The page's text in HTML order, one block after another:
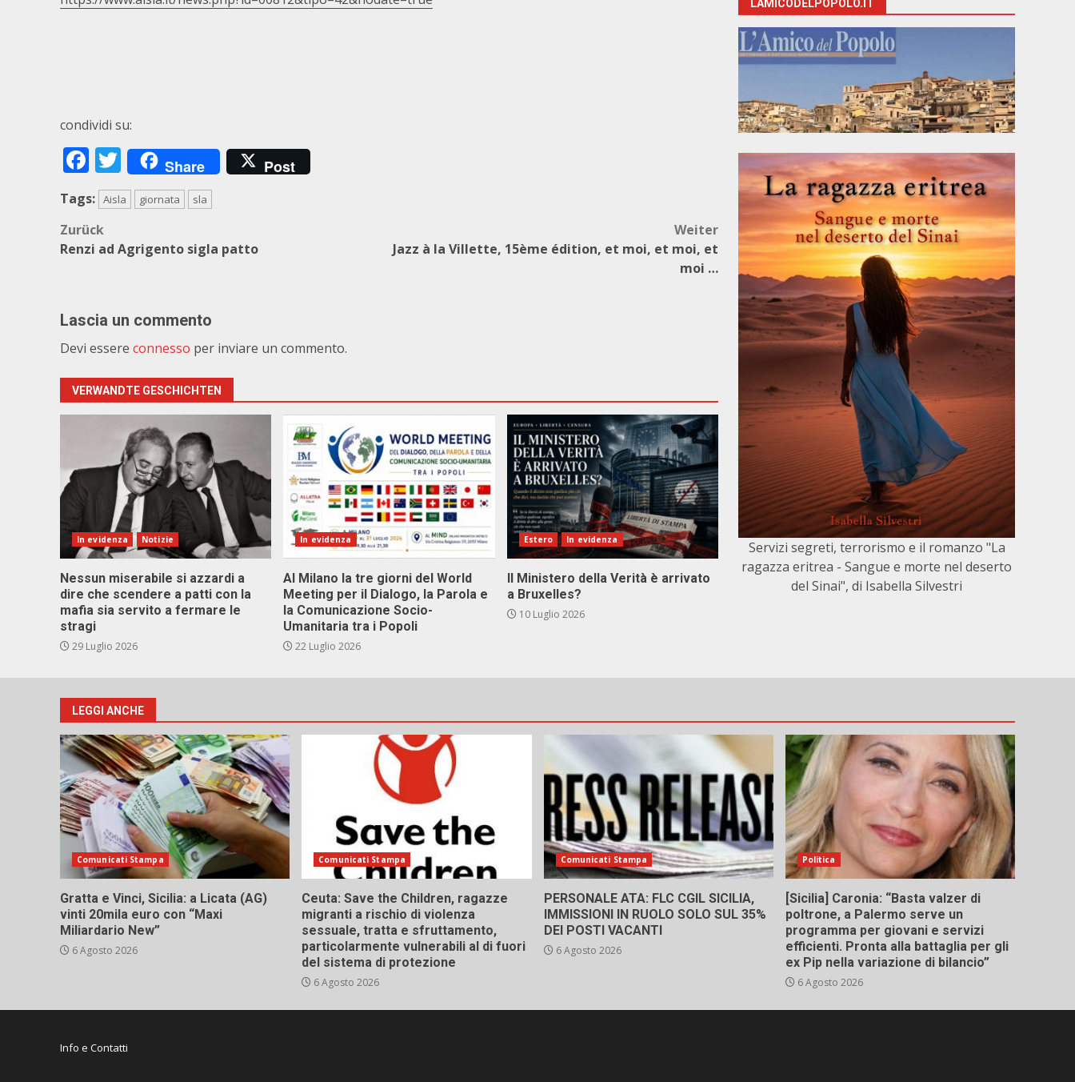
condividi su:
Facebook
Twitter
Share Post
Tags: Aisla giornata sla
Beitragsnavigation
Zurück
Renzi ad Agrigento sigla patto
Weiter
Jazz à la Villette, 15ème édition, et moi, et moi, et
moi …
Lascia un commento
Devi essere connesso per inviare un commento.
VERWANDTE GESCHICHTEN
In evidenza Notizie
Nessun miserabile si azzardi a
dire che scendere a patti con la
mafia sia servito a fermare le
stragi
29 Luglio 2026
In evidenza
Al Milano la tre giorni del World
Meeting per il Dialogo, la Parola e
la Comunicazione Socio-
Umanitaria tra i Popoli
22 Luglio 2026
Estero In evidenza
Il Ministero della Verità è arrivato
a Bruxelles?
10 Luglio 2026
LAMICODELPOPOLO.IT
Servizi segreti, terrorismo e il romanzo "La
ragazza eritrea - Sangue e morte nel deserto
del Sinai", di Isabella Silvestri
LEGGI ANCHE
Comunicati Stampa
Gratta e Vinci, Sicilia: a Licata (AG)
vinti 20mila euro con “Maxi
Miliardario New”
6 Agosto 2026
Comunicati Stampa
Ceuta: Save the Children, ragazze
migranti a rischio di violenza
sessuale, tratta e sfruttamento,
particolarmente vulnerabili al di fuori
del sistema di protezione
6 Agosto 2026
Comunicati Stampa
PERSONALE ATA: FLC CGIL SICILIA,
IMMISSIONI IN RUOLO SOLO SUL 35%
DEI POSTI VACANTI
6 Agosto 2026
Politica
[Sicilia] Caronia: “Basta valzer di
poltrone, a Palermo serve un
programma per giovani e servizi
efficienti. Pronta alla battaglia per gli
ex Pip nella variazione di bilancio”
6 Agosto 2026
Info e Contatti